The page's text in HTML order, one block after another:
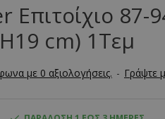
Επιτοίχιο
cm) 1Τεμ
με 0 αξιολογήσεις. - Γράψτε